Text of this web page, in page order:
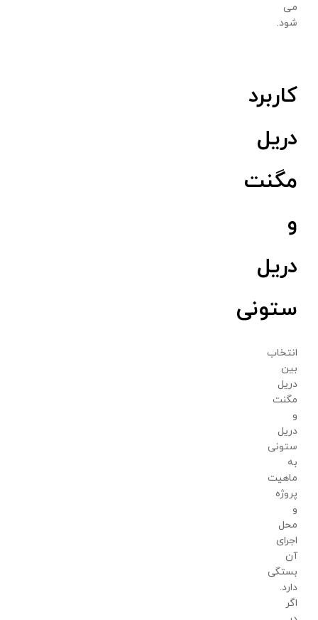
می
شود.
کاربرد
دریل
مگنت
و
دریل
ستونی
انتخاب
بین
دریل
مگنت
و
دریل
ستونی
به
ماهیت
پروژه
و
محل
اجرای
آن
بستگی
دارد.
اگر